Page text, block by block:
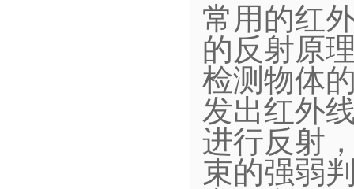
常用的红
的反射原
检测物体
发出红外
进行反射
束的强弱